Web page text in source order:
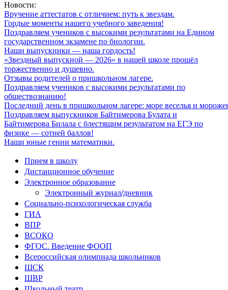
Новости:
Вручение аттестатов с отличием: путь к звездам.
Гордые моменты нашего учебного заведения!
Поздравляем учеников с высокими результатами на Едином
государственном экзамене по биологии.
Наши выпускники — наша гордость!
«Звездный выпускной — 2026» в нашей школе прошёл
торжественно и душевно.
Отзывы родителей о пришкольном лагере.
Поздравляем учеников с высокими результатами по
обществознанию!
Последний день в пришкольном лагере: море веселья и
Поздравляем выпускников Байтимерова Булата и
Байтимерова Билала с блестящим результатом на ЕГЭ по
физике — сотней баллов!
Наши юные гении математики.
Прием в школу
Дистанционное обучение
Электронное образование
Электронный журнал/дневник
Социально-психологическая служба
ГИА
ВПР
ВСОКО
ФГОС. Введение ФООП
Всероссийская олимпиада школьников
ШСК
ШВР